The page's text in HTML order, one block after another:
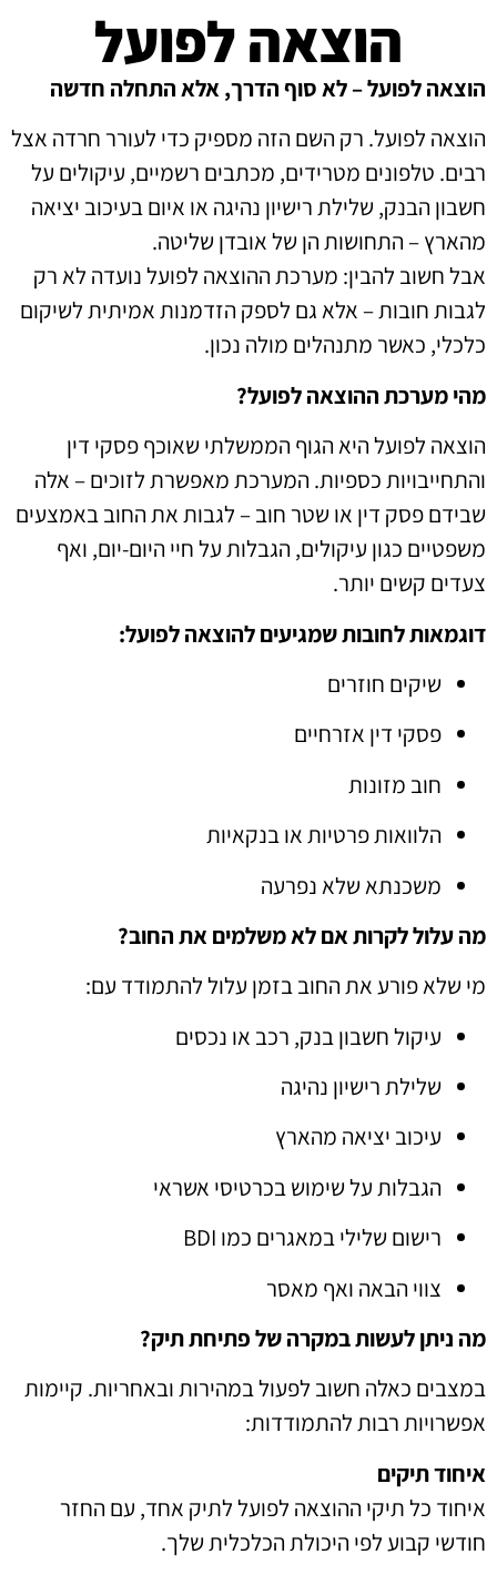
הוצאה לפועל
הוצאה לפועל – לא סוף הדרך, אלא התחלה חדשה
הוצאה לפועל. רק השם הזה מספיק כדי לעורר חרדה אצל
רבים. טלפונים מטרידים, מכתבים רשמיים, עיקולים על
חשבון הבנק, שלילת רישיון נהיגה או איום בעיכוב יציאה
מהארץ – התחושות הן של אובדן שליטה.
אבל חשוב להבין: מערכת ההוצאה לפועל נועדה לא רק
לגבות חובות – אלא גם לספק הזדמנות אמיתית לשיקום
כלכלי, כאשר מתנהלים מולה נכון.
מהי מערכת ההוצאה לפועל?
הוצאה לפועל היא הגוף הממשלתי שאוכף פסקי דין
והתחייבויות כספיות. המערכת מאפשרת לזוכים – אלה
שבידם פסק דין או שטר חוב – לגבות את החוב באמצעים
משפטיים כגון עיקולים, הגבלות על חיי היום-יום, ואף
צעדים קשים יותר.
דוגמאות לחובות שמגיעים להוצאה לפועל:
שיקים חוזרים
פסקי דין אזרחיים
חוב מזונות
הלוואות פרטיות או בנקאיות
משכנתא שלא נפרעה
מה עלול לקרות אם לא משלמים את החוב?
מי שלא פורע את החוב בזמן עלול להתמודד עם:
עיקול חשבון בנק, רכב או נכסים
שלילת רישיון נהיגה
עיכוב יציאה מהארץ
הגבלות על שימוש בכרטיסי אשראי
רישום שלילי במאגרים כמו BDI
צווי הבאה ואף מאסר
מה ניתן לעשות במקרה של פתיחת תיק?
במצבים כאלה חשוב לפעול במהירות ובאחריות. קיימות
אפשרויות רבות להתמודדות:
איחוד תיקים
איחוד כל תיקי ההוצאה לפועל לתיק אחד, עם החזר
חודשי קבוע לפי היכולת הכלכלית שלך.